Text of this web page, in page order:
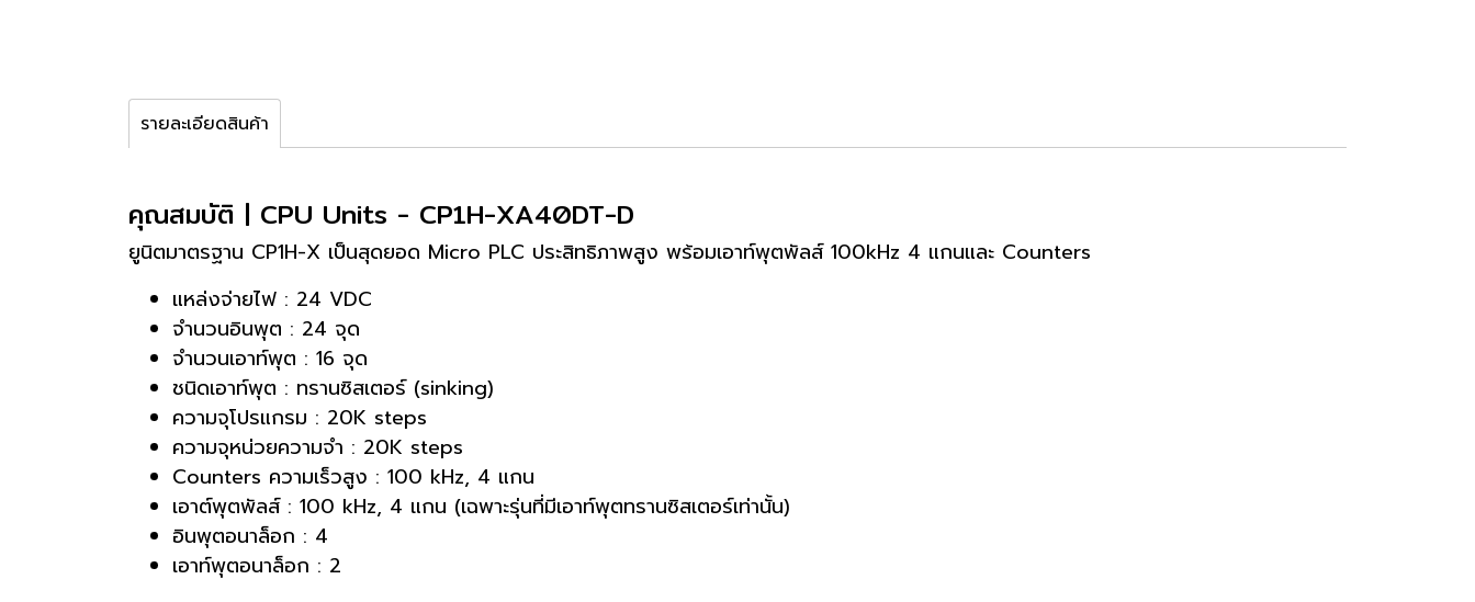
รายละเอียดสินค้า
คุณสมบัติ | CPU Units - CP1H-XA40DT-D
ยูนิตมาตรฐาน CP1H-X เป็นสุดยอด Micro PLC ประสิทธิภาพสูง พร้อมเอาท์พุตพัลส์ 100kHz 4 แกนและ Counters
แหล่งจ่ายไฟ : 24 VDC
จำนวนอินพุต : 24 จุด
จำนวนเอาท์พุต : 16 จุด
ชนิดเอาท์พุต : ทรานซิสเตอร์ (sinking)
ความจุโปรแกรม : 20K steps
ความจุหน่วยความจำ : 20K steps
Counters ความเร็วสูง : 100 kHz, 4 แกน
เอาต์พุตพัลส์ : 100 kHz, 4 แกน (เฉพาะรุ่นที่มีเอาท์พุตทรานซิสเตอร์เท่านั้น)
อินพุตอนาล็อก : 4
เอาท์พุตอนาล็อก : 2